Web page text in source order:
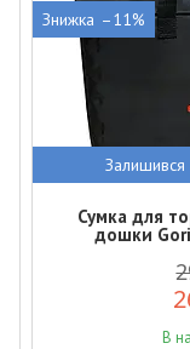
–11%
Сумка для
дошки
В